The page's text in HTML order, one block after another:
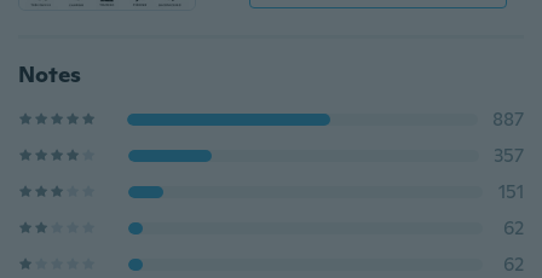
Notes
887
357
151
62
62